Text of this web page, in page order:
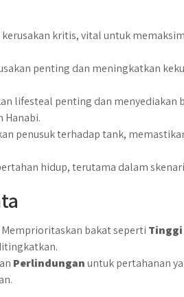
kritis, vital untuk
penting dan meningkatkan
lifesteal penting dan menyediakan
Hanabi.
penusuk terhadap tank,
hidup, terutama dalam
Memprioritaskan bakat seperti
Perlindunganuntuk pertahanan